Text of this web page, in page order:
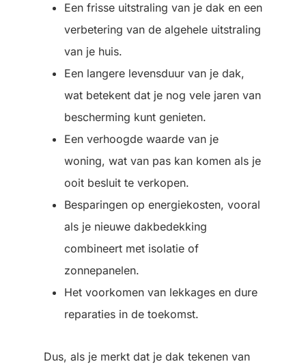
Een frisse uitstraling van je dak en een
verbetering van de algehele uitstraling
van je huis.
Een langere levensduur van je dak,
wat betekent dat je nog vele jaren van
bescherming kunt genieten.
Een verhoogde waarde van je
woning, wat van pas kan komen als je
ooit besluit te verkopen.
Besparingen op energiekosten, vooral
als je nieuwe dakbedekking
combineert met isolatie of
zonnepanelen.
Het voorkomen van lekkages en dure
reparaties in de toekomst.
Dus, als je merkt dat je dak tekenen van